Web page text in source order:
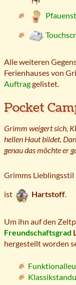
Alle weiteren
Ferienhauses von
Auftraggelistet.
Pocket
Grimm weigert sich,
hellen Haut bildet.
genau das möchte er
Grimms Lieblingsstil
ist Hartstoff.
Um ihn auf den
Freundschaftsgrad
hergestellt worden